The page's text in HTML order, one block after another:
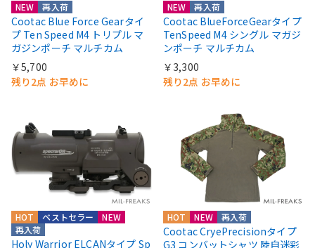
NEW 再入荷
Cootac Blue Force Gearタイ
プ Ten Speed M4 トリプル マ
ガジンポーチ マルチカム
￥5,700
残り2点 お早めに
NEW 再入荷
Cootac BlueForceGearタイプ
TenSpeed M4 シングル マガジ
ンポーチ マルチカム
￥3,300
残り2点 お早めに
HOT
NEW
再入荷
ベストセラー
Holy Warrior ELCANタイプ Sp
HOT NEW 再入荷
Cootac CryePrecisionタイプ
G3 コンバットシャツ 陸自迷彩